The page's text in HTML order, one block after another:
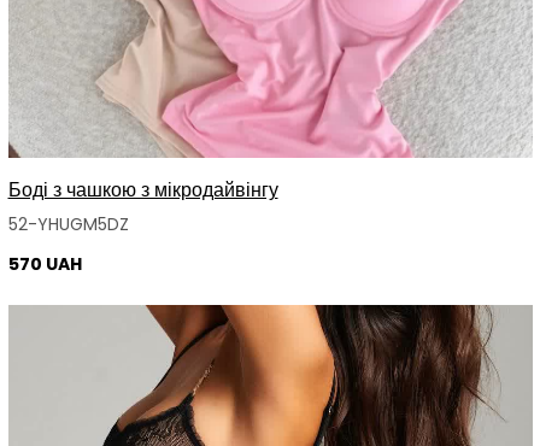
Боді з чашкою з мікродайвінгу
52-YHUGM5DZ
570 UAH